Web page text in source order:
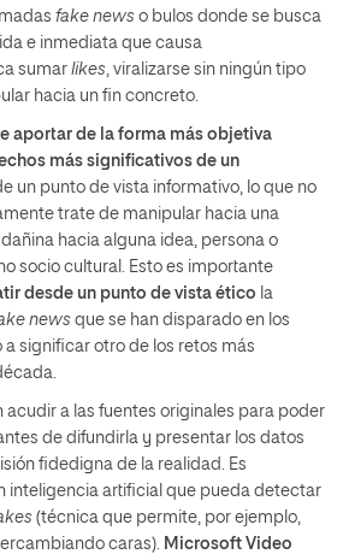
fake news o bulos donde se busca
e inmediata que causa
sumar likes , viralizarse sin ningún tipo
hacia un fin concreto.
aportar de la forma más objetiva
más significativos de un
un punto de vista informativo, lo que no
trate de manipular hacia una
hacia alguna idea, persona o
socio cultural. Esto es importante
desde un punto de vista ético la
news que se han disparado en los
significar otro de los retos más
acudir a las fuentes originales para poder
de difundirla y presentar los datos
fidedigna de la realidad. Es
inteligencia artificial que pueda detectar
(técnica que permite, por ejemplo,
caras). Microsoft Video